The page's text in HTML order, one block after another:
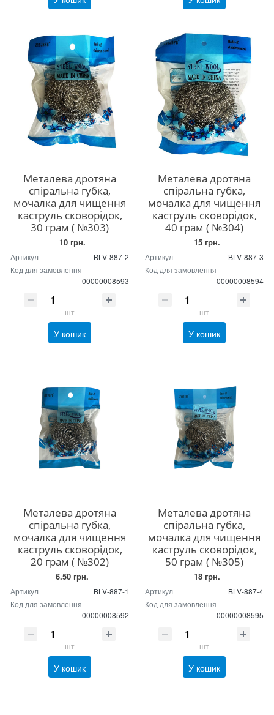
Металева дротяна
спіральна губка,
мочалка для чищення
каструль сковорідок,
30 грам ( №303)
10 грн.
Артикул
BLV-887-2
Код для замовлення
00000008593
шт
У кошик
Металева дротяна
спіральна губка,
мочалка для чищення
каструль сковорідок,
40 грам ( №304)
15 грн.
Артикул
BLV-887-3
Код для замовлення
00000008594
шт
У кошик
Металева дротяна
спіральна губка,
мочалка для чищення
каструль сковорідок,
20 грам ( №302)
6.50 грн.
Артикул
BLV-887-1
Код для замовлення
00000008592
шт
У кошик
Металева дротяна
спіральна губка,
мочалка для чищення
каструль сковорідок,
50 грам ( №305)
18 грн.
Артикул
BLV-887-4
Код для замовлення
00000008595
шт
У кошик